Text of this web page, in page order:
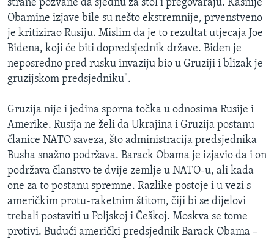
Learning English
PRATITE NAS
strane pozvane da sjednu za stol i pregovaraju. Kasnije
Obamine izjave bile su nešto ekstremnije, prvenstveno
je kritizirao Rusiju. Mislim da je to rezultat utjecaja Joe
Bidena, koji će biti dopredsjednik države. Biden je
neposredno pred rusku invaziju bio u Gruziji i blizak je
gruzijskom predsjedniku".
Gruzija nije i jedina sporna točka u odnosima Rusije i
Amerike. Rusija ne želi da Ukrajina i Gruzija postanu
članice NATO saveza, što administracija predsjednika
Busha snažno podržava. Barack Obama je izjavio da i on
podržava članstvo te dvije zemlje u NATO-u, ali kada
one za to postanu spremne. Razlike postoje i u vezi s
američkim protu-raketnim štitom, čiji bi se dijelovi
trebali postaviti u Poljskoj i Češkoj. Moskva se tome
protivi. Budući američki predsjednik Barack Obama –